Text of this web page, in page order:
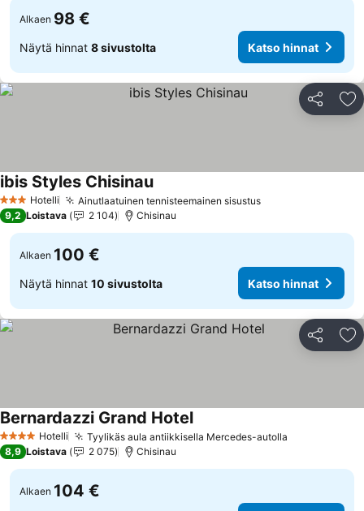
Alkaen 98 €
Näytä hinnat 8 sivustolta Katso hinnat
Jaa
3 Tähtiluokitus
Hotelli Ainutlaatuinen tennisteemainen sisustus
ibis Styles Chisinau
9,2 Loistava 2 104 Chisinau
Alkaen 100 €
Näytä hinnat 10 sivustolta Katso hinnat
Jaa
4 Tähtiluokitus
Hotelli Tyylikäs aula antiikkisella Mercedes-autolla
Bernardazzi Grand Hotel
8,9 Loistava 2 075 Chisinau
Alkaen 104 €